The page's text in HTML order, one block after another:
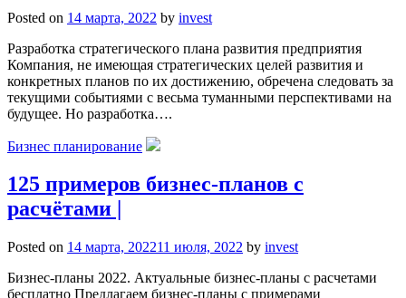
Posted on 14 марта, 2022 by invest
Разработка стратегического плана развития предприятия
Компания, не имеющая стратегических целей развития и
конкретных планов по их достижению, обречена следовать за
текущими событиями с весьма туманными перспективами на
будущее. Но разработка….
Бизнес планирование
125 примеров бизнес-планов с
расчётами |
Posted on 14 марта, 202211 июля, 2022 by invest
Бизнес-планы 2022. Актуальные бизнес-планы с расчетами
бесплатно Предлагаем бизнес-планы с примерами